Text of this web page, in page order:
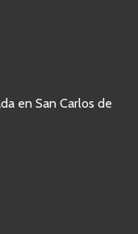
en San Carlos de